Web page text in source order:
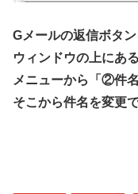
Gメールの返信ボタン
ウィンドウの上にあ
メニューから「②件
そこから件名を変更